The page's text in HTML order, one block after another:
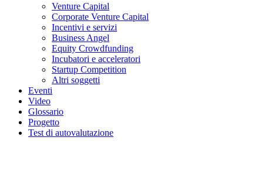
Venture Capital
Corporate Venture Capital
Incentivi e servizi
Business Angel
Equity Crowdfunding
Incubatori e acceleratori
Startup Competition
Altri soggetti
Eventi
Video
Glossario
Progetto
Test di autovalutazione